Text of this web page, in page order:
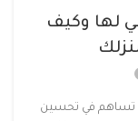
لها وكيف
تساهم في تحسين